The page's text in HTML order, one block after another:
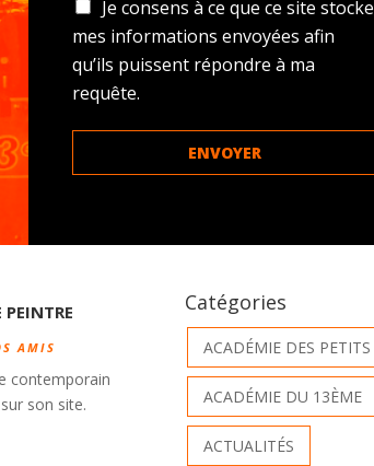
Je consens à ce que ce site stocke
mes informations envoyées afin
qu’ils puissent répondre à ma
requête.
ENVOYER
AMIS
contemporain
son site.
Catégories
ACADÉMIE DES PETITS
ACADÉMIE DU 13ÈME
ACTUALITÉS